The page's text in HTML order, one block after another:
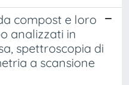
compost e loro
analizzati in
spettroscopia di
a scansione